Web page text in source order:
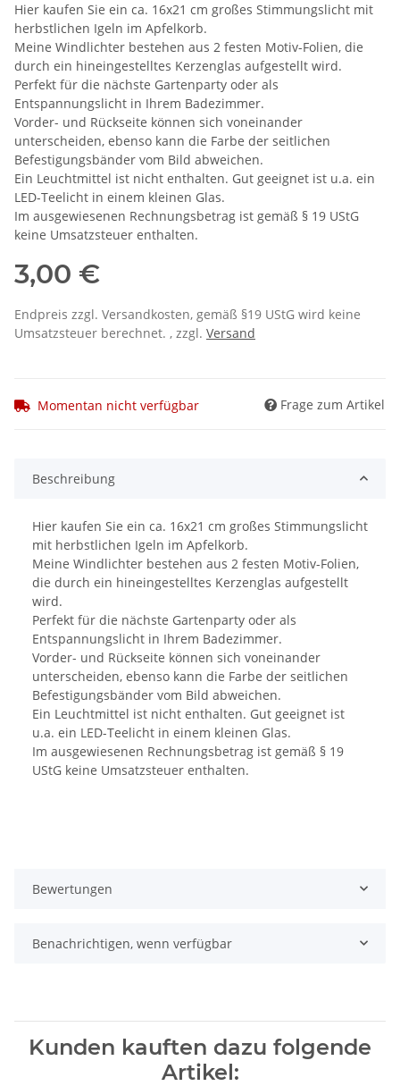
Hier kaufen Sie ein ca. 16x21 cm großes Stimmungslicht mit
herbstlichen Igeln im Apfelkorb.
Meine Windlichter bestehen aus 2 festen Motiv-Folien, die
durch ein hineingestelltes Kerzenglas aufgestellt wird.
Perfekt für die nächste Gartenparty oder als
Entspannungslicht in Ihrem Badezimmer.
Vorder- und Rückseite können sich voneinander
unterscheiden, ebenso kann die Farbe der seitlichen
Befestigungsbänder vom Bild abweichen.
Ein Leuchtmittel ist nicht enthalten. Gut geeignet ist u.a. ein
LED-Teelicht in einem kleinen Glas.
Im ausgewiesenen Rechnungsbetrag ist gemäß § 19 UStG
keine Umsatzsteuer enthalten.
3,00 €
Endpreis zzgl. Versandkosten, gemäß §19 UStG wird keine
Umsatzsteuer berechnet. , zzgl. Versand
Momentan nicht verfügbar Frage zum Artikel
Beschreibung
Hier kaufen Sie ein ca. 16x21 cm großes Stimmungslicht
mit herbstlichen Igeln im Apfelkorb.
Meine Windlichter bestehen aus 2 festen Motiv-Folien,
die durch ein hineingestelltes Kerzenglas aufgestellt
wird.
Perfekt für die nächste Gartenparty oder als
Entspannungslicht in Ihrem Badezimmer.
Vorder- und Rückseite können sich voneinander
unterscheiden, ebenso kann die Farbe der seitlichen
Befestigungsbänder vom Bild abweichen.
Ein Leuchtmittel ist nicht enthalten. Gut geeignet ist
u.a. ein LED-Teelicht in einem kleinen Glas.
Im ausgewiesenen Rechnungsbetrag ist gemäß § 19
UStG keine Umsatzsteuer enthalten.
Bewertungen
Benachrichtigen, wenn verfügbar
Kunden kauften dazu folgende
Artikel: